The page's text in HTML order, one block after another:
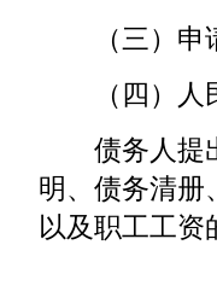
（三）申
（四）人民
债务人提出
明、债务清册
以及职工工